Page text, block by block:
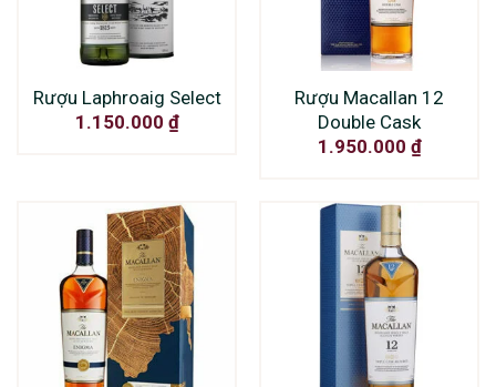
Rượu Laphroaig Select
1.150.000 ₫
Rượu Macallan 12
Double Cask
1.950.000 ₫